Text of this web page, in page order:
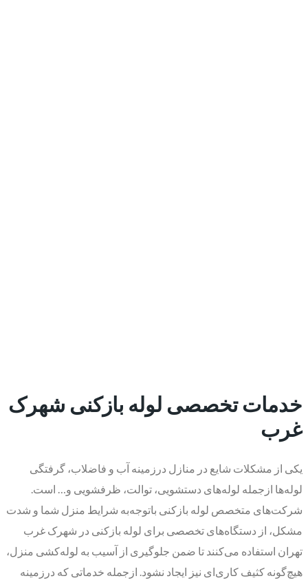
​خدمات تخصصی لوله بازکنی شهرک
غرب
یکی از مشکلات شایع در منازل درزمینه آب و فاضلاب، گرفتگی
لوله‌ها ازجمله لوله‌های دستشویی، توالت، ظرفشویی و… است.
شرکت‌های متخصص لوله بازکنی باتوجه‌به شرایط منزل شما و شدت
مشکل، از دستگاه‌های تخصصی برای لوله‌ بازکنی در شهرک غرب
تهران استفاده می‌کنند تا ضمن جلوگیری از آسیب به لوله‌کشی منزل،
هیچ‌گونه کثیف‌ کاری‌ای نیز ایجاد نشود. ازجمله خدماتی که درزمینه